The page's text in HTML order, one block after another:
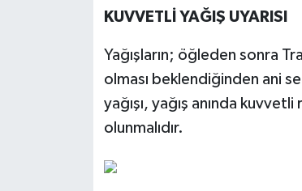
KUVVETLİ YAĞIŞ UYARISI
Yağışların; öğleden sonra
olması beklendiğinden ani
yağışı, yağış anında
olunmalıdır.